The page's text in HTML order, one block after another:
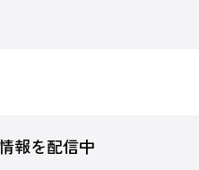
報を配信中